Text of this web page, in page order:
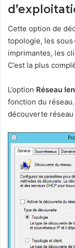
Cette option de
topologie, les
imprimantes, les
C’est la plus
L’option Réseau
fonction du
découverte